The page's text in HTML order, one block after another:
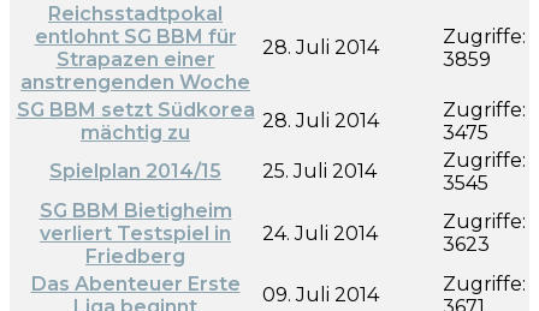
Reichsstadtpokal
entlohnt SG BBM für
Strapazen einer
anstrengenden Woche
28. Juli 2014
Zugriffe:
3859
SG BBM setzt Südkorea
mächtig zu
28. Juli 2014
Zugriffe:
3475
Spielplan 2014/15
25. Juli 2014
Zugriffe:
3545
SG BBM Bietigheim
verliert Testspiel in
Friedberg
24. Juli 2014
Zugriffe:
3623
Das Abenteuer Erste
09. Juli 2014
Zugriffe: